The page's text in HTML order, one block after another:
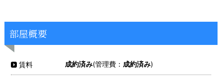
部屋概要
賃料 成約済み(管理費： 成約済み)